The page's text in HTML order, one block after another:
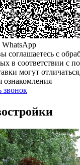
WhatsApp
с
в соответствии с
могут
ознакомления
звонок